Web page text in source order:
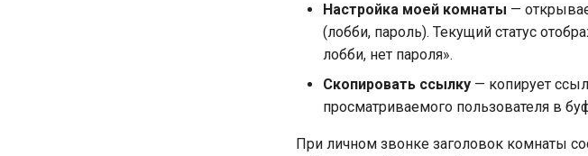
Настройка моей комнаты —
(лобби, пароль). Текущий статус
лобби, нет пароля».
Скопировать ссылку — копирует
просматриваемого пользователя в
При личном звонке заголовок комнаты